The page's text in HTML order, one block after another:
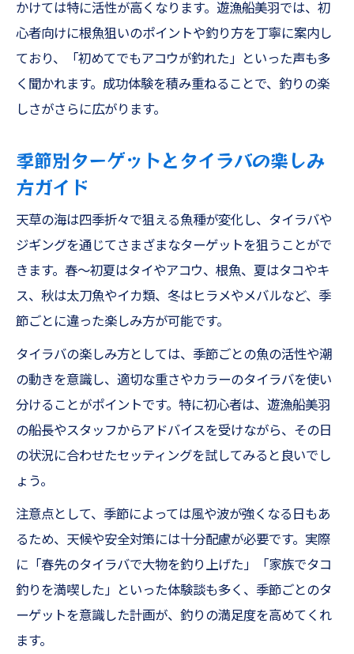
かけては特に活性が高くなります。遊漁船美羽では、初
心者向けに根魚狙いのポイントや釣り方を丁寧に案内し
ており、「初めてでもアコウが釣れた」といった声も多
く聞かれます。成功体験を積み重ねることで、釣りの楽
しさがさらに広がります。
季節別ターゲットとタイラバの楽しみ
方ガイド
天草の海は四季折々で狙える魚種が変化し、タイラバや
ジギングを通じてさまざまなターゲットを狙うことがで
きます。春～初夏はタイやアコウ、根魚、夏はタコやキ
ス、秋は太刀魚やイカ類、冬はヒラメやメバルなど、季
節ごとに違った楽しみ方が可能です。
タイラバの楽しみ方としては、季節ごとの魚の活性や潮
の動きを意識し、適切な重さやカラーのタイラバを使い
分けることがポイントです。特に初心者は、遊漁船美羽
の船長やスタッフからアドバイスを受けながら、その日
の状況に合わせたセッティングを試してみると良いでし
ょう。
注意点として、季節によっては風や波が強くなる日もあ
るため、天候や安全対策には十分配慮が必要です。実際
に「春先のタイラバで大物を釣り上げた」「家族でタコ
釣りを満喫した」といった体験談も多く、季節ごとのタ
ーゲットを意識した計画が、釣りの満足度を高めてくれ
ます。